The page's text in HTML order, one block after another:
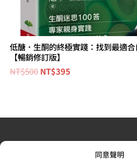
同意聲明
低醣．生酮的終極實踐：找到最適
【暢銷修訂版】
NT$500 NT$395